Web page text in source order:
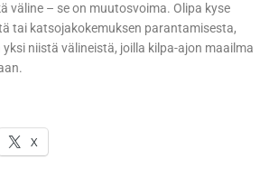
väline – se on muutosvoima. Olipa kyse
tai katsojakokemuksen parantamisesta,
niistä välineistä, joilla kilpa-ajon maailma
X